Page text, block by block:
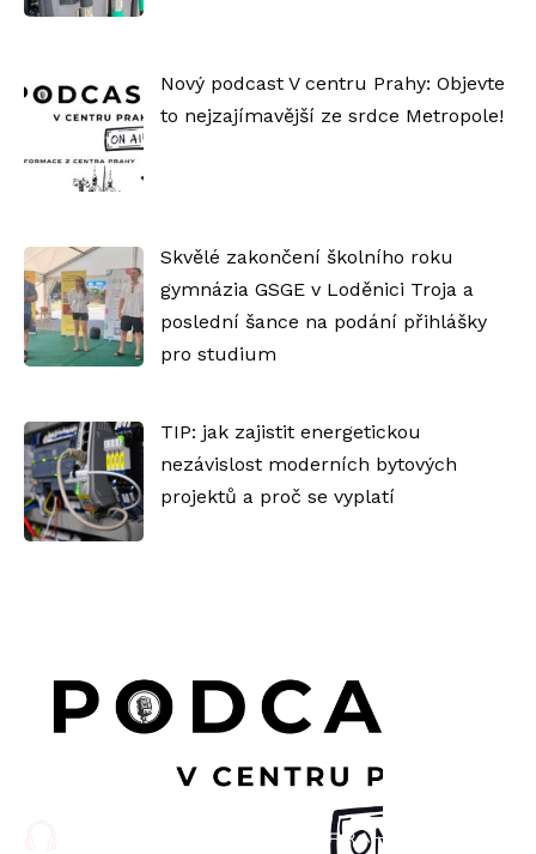
Nový podcast V centru Prahy: Objevte
to nejzajímavější ze srdce Metropole!
Skvělé zakončení školního roku
gymnázia GSGE v Loděnici Troja a
poslední šance na podání přihlášky
pro studium
TIP: jak zajistit energetickou
nezávislost moderních bytových
projektů a proč se vyplatí